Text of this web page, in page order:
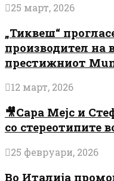
25 март, 2026
„Тиквеш“
производител на
престижниот
12 март, 2026
🎥Сара Мејс и
со стереотипите
25 февруари, 2026
Во Италија